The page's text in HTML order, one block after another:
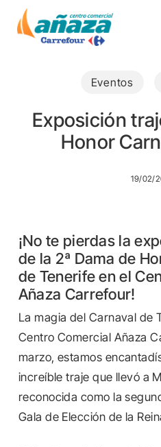
Eventos
Exposición
Honor
19/02/
¡No te pierdas la
de la 2ª Dama de
de Tenerife en el
Añaza Carrefour!
La magia del Carnaval de
Centro Comercial Añaza
marzo, estamos
increíble traje que llevó a
reconocida como la
Gala de Elección de la